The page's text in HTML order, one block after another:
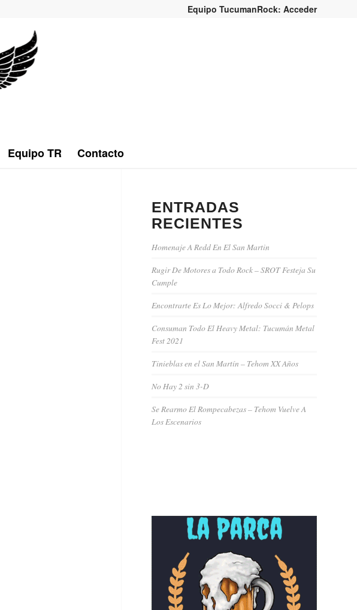
Equipo TucumanRock: Acceder
Equipo TR Contacto
ENTRADAS
RECIENTES
Homenaje A Redd En El San Martin
Rugir De Motores a Todo Rock – SROT Festeja Su
Cumple
Encontrarte Es Lo Mejor: Alfredo Socci & Pelops
Consuman Todo El Heavy Metal: Tucumán Metal
Fest 2021
Tinieblas en el San Martín – Tehom XX Años
No Hay 2 sin 3-D
Se Rearmo El Rompecabezas – Tehom Vuelve A
Los Escenarios